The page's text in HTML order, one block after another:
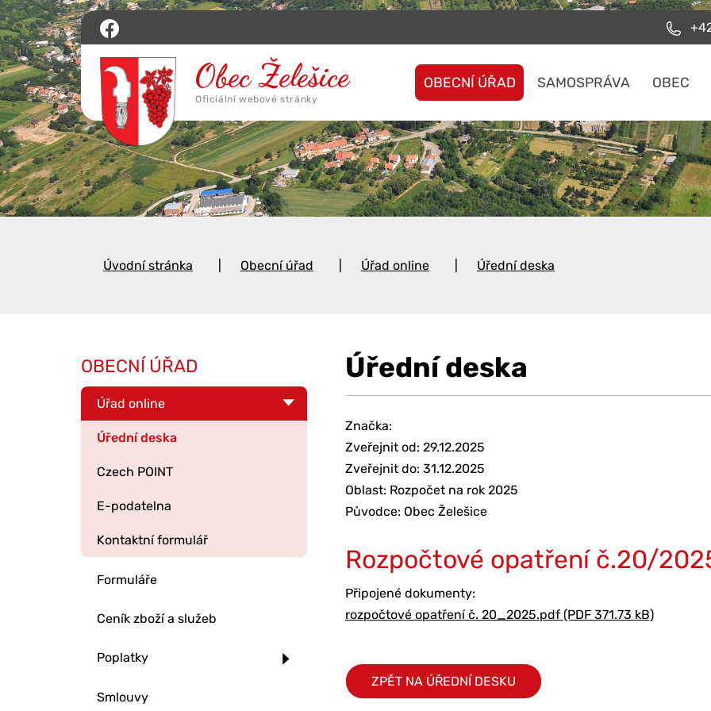
OBECNÍ ÚŘAD SAMOSPRÁVA OBEC
Úvodní stránka Obecní úřad Úřad online Úřední deska
Úřední deska
Značka:
Zveřejnit od: 29.12.2025
Zveřejnit do: 31.12.2025
Oblast: Rozpočet na rok 2025
Původce: Obec Želešice
Rozpočtové opatření č.20/
Připojené dokumenty:
rozpočtové opatření č. 20_2025.pdf (PDF 371.73 kB)
ZPĚT NA ÚŘEDNÍ DESKU
OBECNÍ ÚŘAD
Úřad online
Úřední deska
Czech POINT
E-podatelna
Kontaktní formulář
Formuláře
Ceník zboží a služeb
Poplatky
Smlouvy